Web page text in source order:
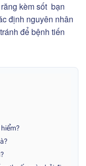
kèm sốt bạn
định nguyên nhân
để bệnh tiến